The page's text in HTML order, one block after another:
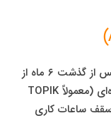
دانشجویان دارنده ویزای D-2 (دانشجویی)، پس از گذشت ۶ ماه از
اقامت و با داشتن سطح مشخصی از زبان کره‌ای (معمولاً TOPIK
سقف ساعات کاری